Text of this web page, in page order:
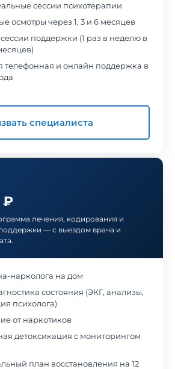
сессии психотерапии
осмотры через 1, 3 и 6 месяцев
поддержки (1 раз в неделю в
телефонная и онлайн поддержка в
специалиста
₽
лечения, кодирования и
— с выездом врача и
нарколога на дом
состояния (ЭКГ, анализы,
психолога)
от наркотиков
детоксикация с мониторингом
план восстановления на 12